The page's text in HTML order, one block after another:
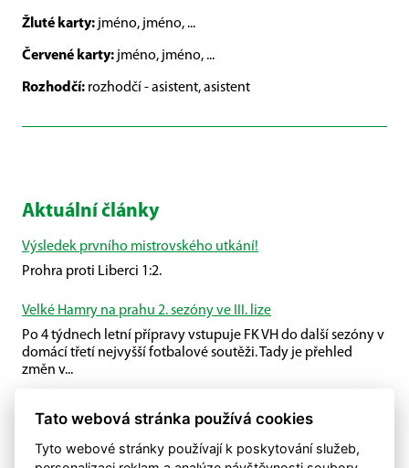
Žluté karty: jméno, jméno, ...
Červené karty: jméno, jméno, ...
Rozhodčí: rozhodčí - asistent, asistent
Aktuální články
Výsledek prvního mistrovského utkání!
Prohra proti Liberci 1:2.
Velké Hamry na prahu 2. sezóny ve III. lize
Po 4 týdnech letní přípravy vstupuje FK VH do další sezóny v
domácí třetí nejvyšší fotbalové soutěži. Tady je přehled
změn v...
Příprava U19
Tato webová stránka používá cookies
Tyto webové stránky používají k poskytování služeb,